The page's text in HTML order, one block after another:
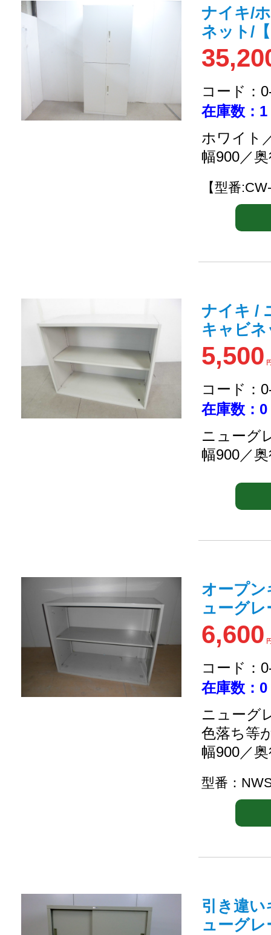
ナイキ/
ネット/
コード：
在庫数：1
ホワイト
幅900／
【型番
ナイキ /
キャビネ
5,500
コード：
在庫数：0
ニューグ
幅900／
オープ
ューグレ
6,600
コード：
在庫数：0
ニューグ
色落ち等
幅900／
型番：
引き違
ューグレ